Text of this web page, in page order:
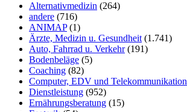
Alternativmedizin (264)
andere (716)
ANIMAP(1)
Ärzte, Medizin u. Gesundheit (1.741)
Auto, Fahrrad u. Verkehr(191)
Bodenbeläge (5)
Coaching (82)
Computer, EDV und Telekommunikation
Dienstleistung (952)
Ernährungsberatung (15)